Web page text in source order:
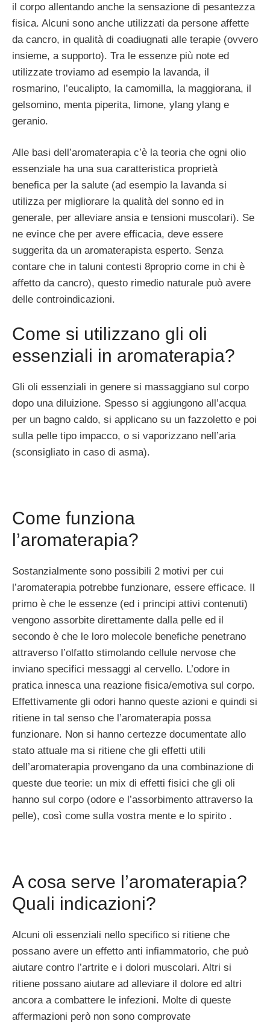
il corpo allentando anche la sensazione di pesantezza
fisica. Alcuni sono anche utilizzati da persone affette
da cancro, in qualità di coadiugnati alle terapie (ovvero
insieme, a supporto). Tra le essenze più note ed
utilizzate troviamo ad esempio la lavanda, il
rosmarino, l’eucalipto, la camomilla, la maggiorana, il
gelsomino, menta piperita, limone, ylang ylang e
geranio.
Alle basi dell’aromaterapia c’è la teoria che ogni olio
essenziale ha una sua caratteristica proprietà
benefica per la salute (ad esempio la lavanda si
utilizza per migliorare la qualità del sonno ed in
generale, per alleviare ansia e tensioni muscolari). Se
ne evince che per avere efficacia, deve essere
suggerita da un aromaterapista esperto. Senza
contare che in taluni contesti 8proprio come in chi è
affetto da cancro), questo rimedio naturale può avere
delle controindicazioni.
Come si utilizzano gli oli
essenziali in aromaterapia?
Gli oli essenziali in genere si massaggiano sul corpo
dopo una diluizione. Spesso si aggiungono all’acqua
per un bagno caldo, si applicano su un fazzoletto e poi
sulla pelle tipo impacco, o si vaporizzano nell’aria
(sconsigliato in caso di asma).
Come funziona
l’aromaterapia?
Sostanzialmente sono possibili 2 motivi per cui
l’aromaterapia potrebbe funzionare, essere efficace. Il
primo è che le essenze (ed i principi attivi contenuti)
vengono assorbite direttamente dalla pelle ed il
secondo è che le loro molecole benefiche penetrano
attraverso l’olfatto stimolando cellule nervose che
inviano specifici messaggi al cervello. L’odore in
pratica innesca una reazione fisica/emotiva sul corpo.
Effettivamente gli odori hanno queste azioni e quindi si
ritiene in tal senso che l’aromaterapia possa
funzionare. Non si hanno certezze documentate allo
stato attuale ma si ritiene che gli effetti utili
dell’aromaterapia provengano da una combinazione di
queste due teorie: un mix di effetti fisici che gli oli
hanno sul corpo (odore e l’assorbimento attraverso la
pelle), così come sulla vostra mente e lo spirito .
A cosa serve l’aromaterapia?
Quali indicazioni?
Alcuni oli essenziali nello specifico si ritiene che
possano avere un effetto anti infiammatorio, che può
aiutare contro l’artrite e i dolori muscolari. Altri si
ritiene possano aiutare ad alleviare il dolore ed altri
ancora a combattere le infezioni. Molte di queste
affermazioni però non sono comprovate